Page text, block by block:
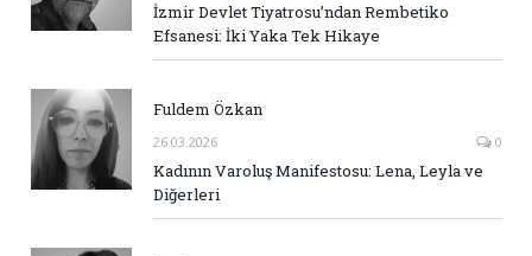
İzmir Devlet Tiyatrosu’ndan Rembetiko
Efsanesi: İki Yaka Tek Hikaye
Fuldem Özkan
26.03.2026 0
Kadının Varoluş Manifestosu: Lena, Leyla ve
Diğerleri